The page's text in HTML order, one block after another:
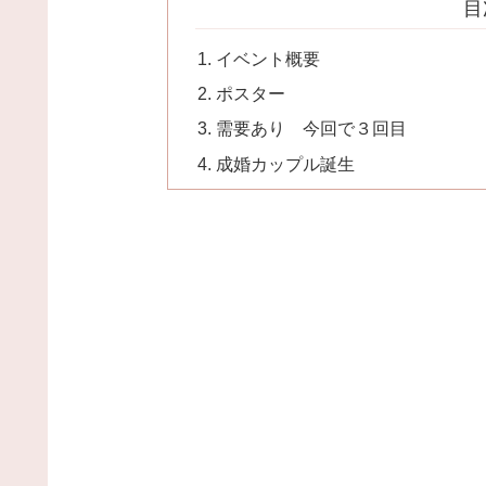
イベント概要
ポスター
需要あり 今回で３回目
成婚カップル誕生